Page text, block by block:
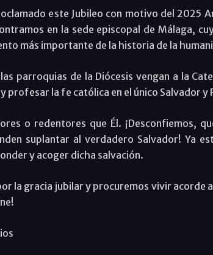
este Jubileo con motivo del 2025
en la sede episcopal de Málaga,
más importante de la historia de la
parroquias de la Diócesis vengan a la
profesar la fe católica en el único Salvador y
o redentores que Él. ¡Desconfiemos,
suplantar al verdadero Salvador! Ya
y acoger dicha salvación.
la gracia jubilar y procuremos vivir acorde